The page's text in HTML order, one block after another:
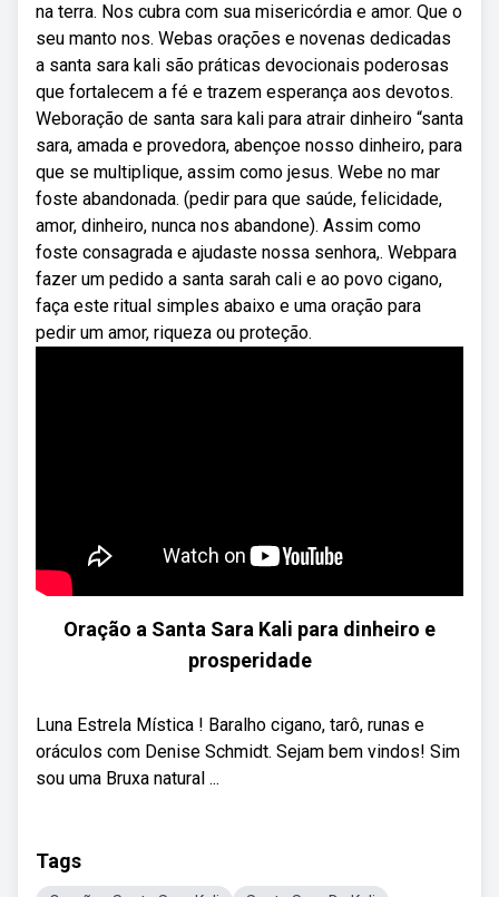
na terra. Nos cubra com sua misericórdia e amor. Que o
seu manto nos. Webas orações e novenas dedicadas
a santa sara kali são práticas devocionais poderosas
que fortalecem a fé e trazem esperança aos devotos.
Weboração de santa sara kali para atrair dinheiro “santa
sara, amada e provedora, abençoe nosso dinheiro, para
que se multiplique, assim como jesus. Webe no mar
foste abandonada. (pedir para que saúde, felicidade,
amor, dinheiro, nunca nos abandone). Assim como
foste consagrada e ajudaste nossa senhora,. Webpara
fazer um pedido a santa sarah cali e ao povo cigano,
faça este ritual simples abaixo e uma oração para
pedir um amor, riqueza ou proteção.
Oração a Santa Sara Kali para dinheiro e
prosperidade
Luna Estrela Mística ! Baralho cigano, tarô, runas e
oráculos com Denise Schmidt. Sejam bem vindos! Sim
sou uma Bruxa natural ...
Tags